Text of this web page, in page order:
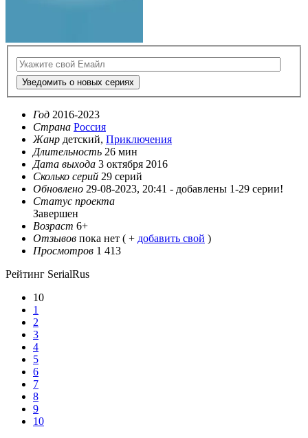
Уведомить о новых сериях
Год 2016-2023
Страна Россия
Жанр детский, Приключения
Длительность 26 мин
Дата выхода 3 октября 2016
Сколько серий 29 серий
Обновлено 29-08-2023, 20:41 - добавлены 1-29 серии!
Статус проекта
Завершен
Возраст 6+
Отзывов пока нет ( + добавить свой )
Просмотров 1 413
Рейтинг SerialRus
10
1
2
3
4
5
6
7
8
9
10